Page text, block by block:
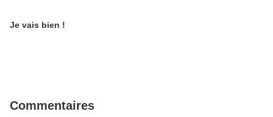
Je vais bien !
Commentaires